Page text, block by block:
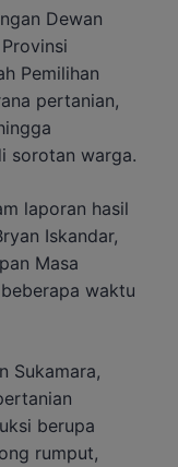
Dewan
Pemilihan
pertanian,
sorotan warga.
laporan hasil
Iskandar,
Masa
waktu
Sukamara,
berupa
rumput,